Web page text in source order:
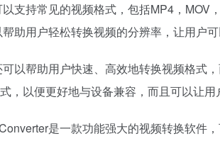
支持常见的视频格式，包括MP4，
助用户轻松转换视频的分辨率，让用户
以帮助用户快速、高效地转换视频格式
，以便更好地与设备兼容，而且可以让
是一款功能强大的视频转换软件